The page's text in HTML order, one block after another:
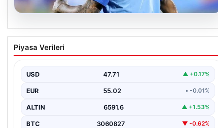
Neymar’ın maç sonrası gerginlik yaşadığı
anlar!
Piyasa Verileri
USD 47.71 ▲ +0.17%
EUR 55.02 • -0.01%
ALTIN 6591.6 ▲ +1.53%
BTC 3060827 ▼ -0.62%